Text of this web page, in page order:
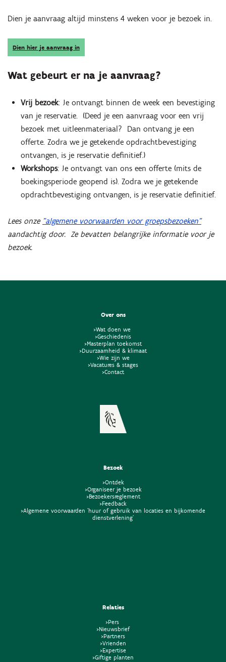
Dien je aanvraag altijd minstens 4 weken voor je bezoek in.
Dien hier je aanvraag in
Wat gebeurt er na je aanvraag?
Vrij bezoek: Je ontvangt binnen de week een bevestiging
van je reservatie. (Deed je een aanvraag voor een vrij
bezoek met uitleenmateriaal? Dan ontvang je een
offerte. Zodra we je getekende opdrachtbevestiging
ontvangen, is je reservatie definitief.)
Workshops: Je ontvangt van ons een offerte (mits de
boekingsperiode geopend is). Zodra we je getekende
opdrachtbevestiging ontvangen, is je reservatie definitief.
Lees onze "algemene voorwaarden voor groepsbezoeken"
aandachtig door. Ze bevatten belangrijke informatie voor je
bezoek.
Over ons
>Wat doen we
>Geschiedenis
>Masterplan toekomst
>Duurzaamheid & klimaat
>Wie zijn we
>Vacatures & stages
>Contact
Bezoek
>Ontdek
>Organiseer je bezoek
>Bezoekersreglement
>Feedback
>Algemene voorwaarden 'huur of gebruik van locaties en bijkomende
dienstverlening'
Relaties
>Pers
>Nieuwsbrief
>Partners
>Vrienden
>Expertise
>Giftige planten